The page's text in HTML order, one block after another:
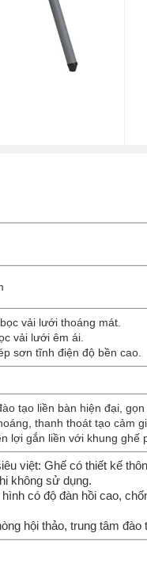
vải lưới thoáng mát.
vải lưới êm ái.
sơn tĩnh điện độ bền cao.
tạo liền bàn hiện đại, gọn
thanh thoát tạo cảm
lợi gắn liền với khung ghế
việt: Ghế có thiết kế
không sử dụng.
có độ đàn hồi cao,
hội thảo, trung tâm